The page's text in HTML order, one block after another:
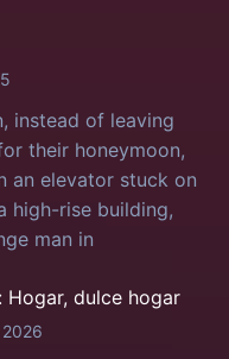
instead of leaving
their honeymoon,
an elevator stuck on
high-rise building,
man in
Hogar, dulce hogar
2026